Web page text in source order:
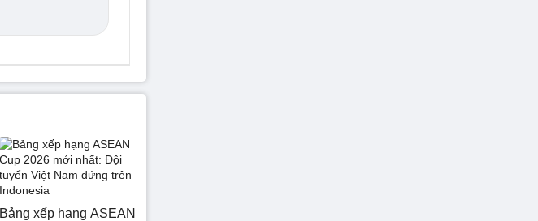
Bảng xếp hạng ASEAN